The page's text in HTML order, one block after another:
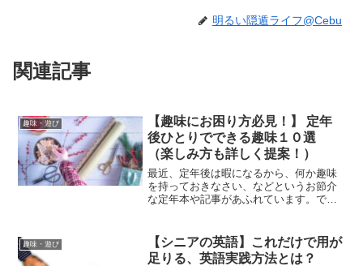
明るい隠遁ライフ@Cebu
関連記事
趣味・遊び
【趣味にお困り方必見！】 定年
後ひとりでできる趣味１０選
（楽しみ方も詳しく提案！）
最近、定年後は暇になるから、何か趣味
を持っておきなさい、などというお節介
な定年本や記事があふれています。でも
人を気にしない、ひとりでできる趣味に
ついて見てみましょう。
趣味・遊び
【シニアの英語】これだけで用が
足りる、英語実践方法とは？